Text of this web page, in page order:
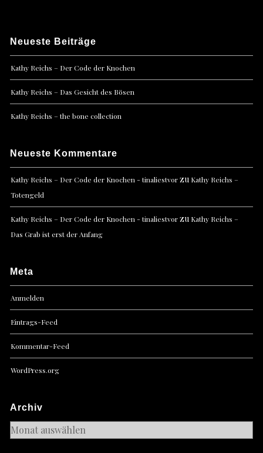
Neueste Beiträge
Kathy Reichs – Der Code der Knochen
Kathy Reichs – Das Gesicht des Bösen
Kathy Reichs – the bone collection
Neueste Kommentare
Kathy Reichs – Der Code der Knochen - tinaliestvorzu Kathy Reichs –
Totengeld
Kathy Reichs – Der Code der Knochen - tinaliestvorzu Kathy Reichs –
Das Grab ist erst der Anfang
Meta
Anmelden
Eintrags-Feed
Kommentar-Feed
WordPress.org
Archiv
Archiv